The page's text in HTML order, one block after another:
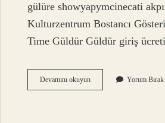
gülüre showyapymcinecati
Kulturzentrum Bostancı
Time Güldür Güldür giriş
Devamını okuyunGüldür
Güldür
Yorum Bırak